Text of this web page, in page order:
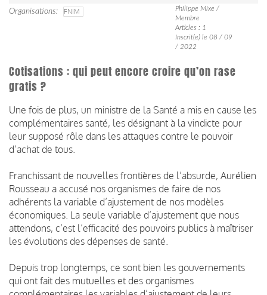
Organisations FNIM
Philippe Mixe /
Membre
Articles : 1
Inscrit(e) le 08 / 09
/ 2022
Cotisations : qui peut encore croire qu’on rase
gratis ?
Une fois de plus, un ministre de la Santé a mis en cause les
complémentaires santé, les désignant à la vindicte pour
leur supposé rôle dans les attaques contre le pouvoir
d’achat de tous.
Franchissant de nouvelles frontières de l’absurde, Aurélien
Rousseau a accusé nos organismes de faire de nos
adhérents la variable d’ajustement de nos modèles
économiques. La seule variable d’ajustement que nous
attendons, c’est l’efficacité des pouvoirs publics à maîtriser
les évolutions des dépenses de santé.
Depuis trop longtemps, ce sont bien les gouvernements
qui ont fait des mutuelles et des organismes